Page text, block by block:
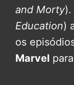
and Morty).
Education)
os
Marvel